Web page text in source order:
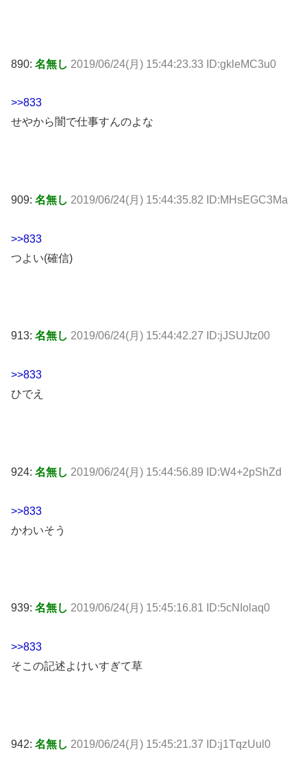
890: 名無し 2019/06/24(月) 15:44:23.33 ID:gkleMC3u0
>>833
せやから闇で仕事すんのよな
909: 名無し 2019/06/24(月) 15:44:35.82 ID:MHsEGC3Ma
>>833
つよい(確信)
913: 名無し 2019/06/24(月) 15:44:42.27 ID:jJSUJtz00
>>833
ひでえ
924: 名無し 2019/06/24(月) 15:44:56.89 ID:W4+2pShZd
>>833
かわいそう
939: 名無し 2019/06/24(月) 15:45:16.81 ID:5cNIolaq0
>>833
そこの記述よけいすぎて草
942: 名無し 2019/06/24(月) 15:45:21.37 ID:j1TqzUul0